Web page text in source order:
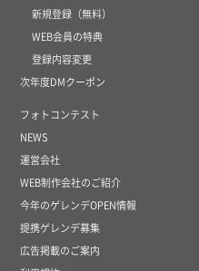
新規登録（無料）
WEB会員の特典
登録内容変更
次年度DMクーポン
フォトコンテスト
NEWS
運営会社
WEB制作会社のご紹介
今年のゲレンデOPEN情報
提携ゲレンデ募集
広告掲載のご案内